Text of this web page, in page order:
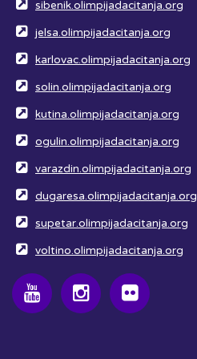
sibenik.olimpijadacitanja.org
jelsa.olimpijadacitanja.org
karlovac.olimpijadacitanja.org
solin.olimpijadacitanja.org
kutina.olimpijadacitanja.org
ogulin.olimpijadacitanja.org
varazdin.olimpijadacitanja.org
dugaresa.olimpijadacitanja.org
supetar.olimpijadacitanja.org
voltino.olimpijadacitanja.org